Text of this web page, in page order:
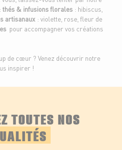
thés & infusions florales : hibiscus,
artisanaux : violette, rose, fleur de
pour accompagner vos créations
de cœur ? Venez découvrir notre
inspirer !
TOUTES NOS